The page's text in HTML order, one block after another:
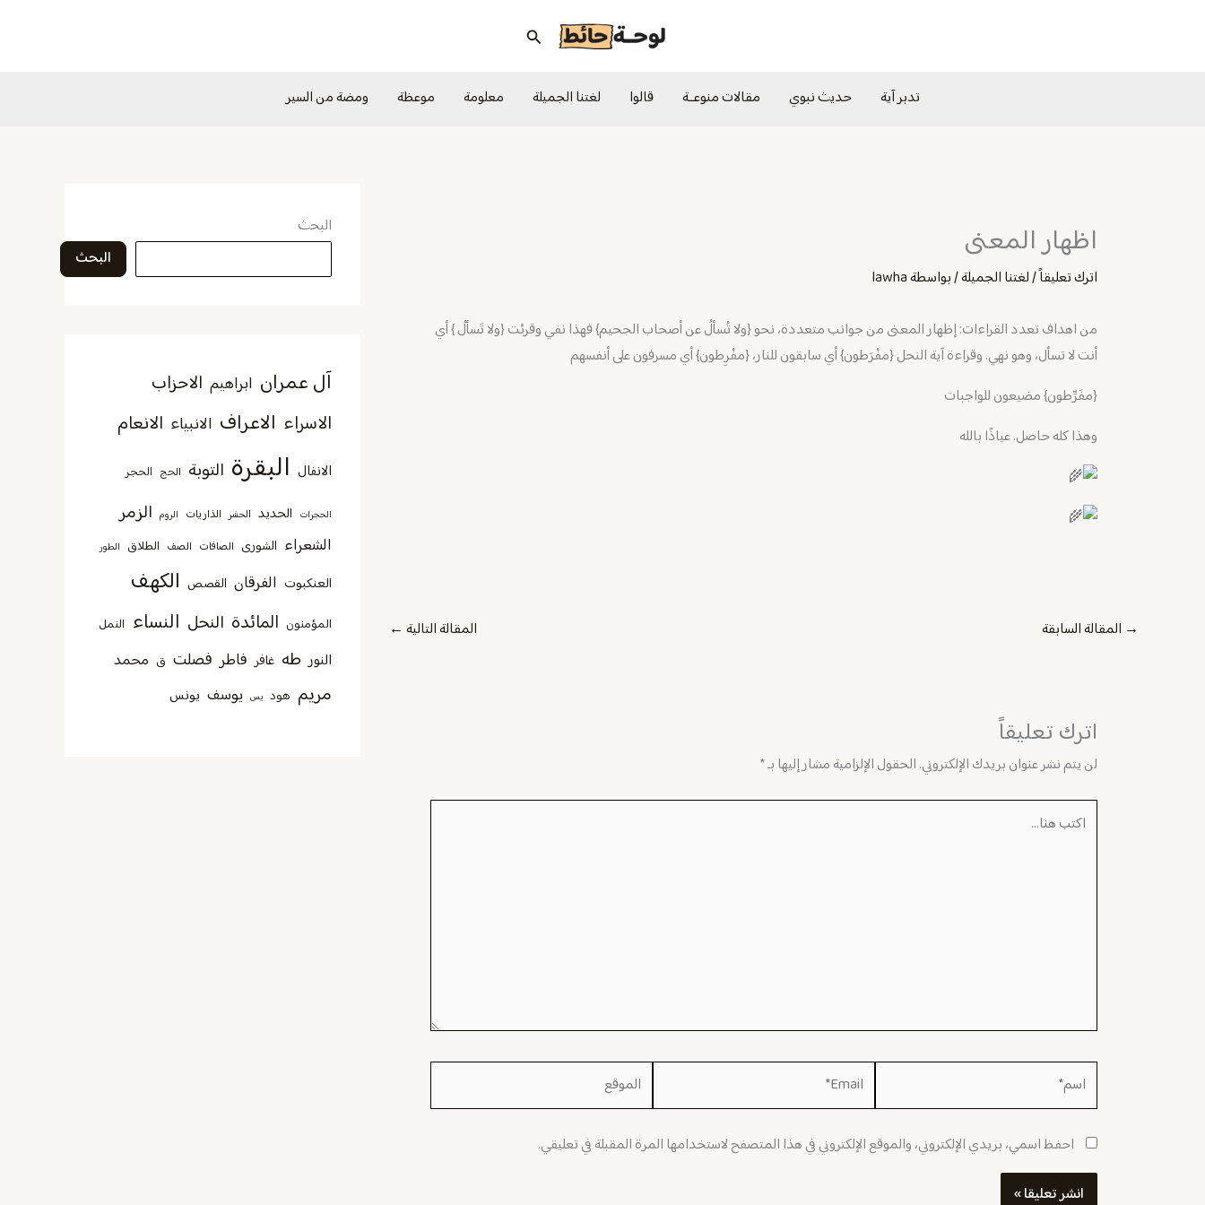
البحث
تدبر آية حديث نبوي مقالات منوعــة قالوا لغتنا الجميلة معلومة موعظة ومضة من السير
اظهار المعنى
اترك تعليقاً/لغتنا الجميلة/ بواسطةlawha
من اهداف تعدد القراءات: إظهار المعنى من جوانب متعددة، نحو {ولا تُسألُ عن أصحاب الجحيم} فهذا نفي وقرئت {ولا تَسألْ } أي
أنت لا تسأل، وهو نهي. وقراءة آية النحل {مفْرَطون} أي سابقون للنار، {مفْرِطون} أي مسرفون على أنفسهم
{مفَرِّطون} مضيعون للواجبات
وهذا كله حاصل. عياذًا بالله
→ المقالة السابقة المقالة التالية ←
اترك تعليقاً
لن يتم نشر عنوان بريدك الإلكتروني.الحقول الإلزامية مشار إليها بـ*
اكتب
اسم* Email* الموقع
احفظ اسمي، بريدي الإلكتروني، والموقع الإلكتروني في هذا المتصفح لاستخدامها المرة المقبلة في تعليقي.
البحث
البحث
آل عمران ابراهيم الاحزاب
الاسراء الاعراف الانبياء الانعام
الانفال البقرة التوبة الحج الحجر
الحجرات الحديد الحشر الذاريات الروم الزمر
الشعراء الشورى الصافات الصف الطلاق الطور
العنكبوت الفرقان القصص الكهف
المؤمنون المائدة النحل النساء النمل
النور طه غافر فاطر فصلت ق محمد
مريم هود يس يوسف يونس